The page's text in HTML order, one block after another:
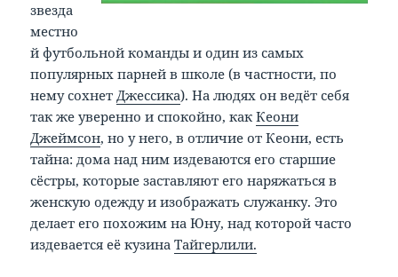
звезда
местно
й футбольной команды и один из самых
популярных парней в школе (в частности, по
нему сохнетДжессика). На людях он ведёт себя
так же уверенно и спокойно, какКеони
Джеймсон, но у него, в отличие от Кеони, есть
тайна: дома над ним издеваются его старшие
сёстры, которые заставляют его наряжаться в
женскую одежду и изображать служанку. Это
делает его похожим на Юну, над которой часто
издевается её кузинаТайгерлили.